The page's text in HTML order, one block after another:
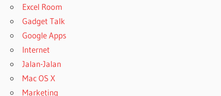
Excel Room
Gadget Talk
Google Apps
Internet
Jalan-Jalan
Mac OS X
Marketing